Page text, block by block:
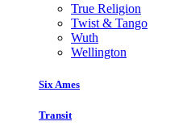
True Religion
Twist & Tango
Wuth
Wellington
Six Ames
Transit